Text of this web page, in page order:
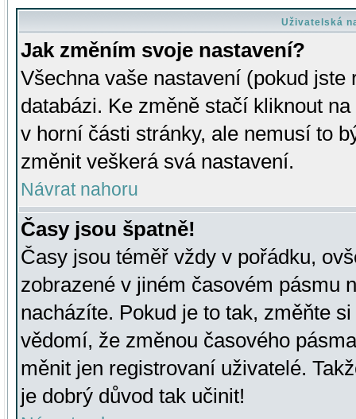
Uživatelská
Jak změním svoje nastavení?
Všechna vaše nastavení (pokud
databázi. Ke změně stačí kliknout
v horní části stránky, ale nemusí to
změnit veškerá svá nastavení.
Návrat nahoru
Časy jsou špatně!
Časy jsou téměř vždy v pořádku,
zobrazené v jiném časovém pásmu
nacházíte. Pokud je to tak, změňte
vědomí, že změnou časového
měnit jen registrovaní uživatelé.
je dobrý důvod tak učinit!